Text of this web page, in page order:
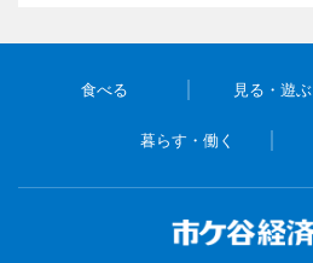
食べる 見る・遊ぶ
暮らす・働く